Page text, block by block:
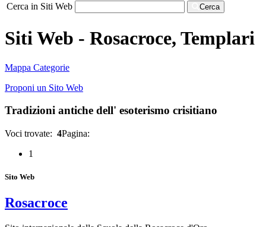
Cerca in Siti Web Cerca
Siti Web - Rosacroce, Templari
Mappa Categorie
Proponi un Sito Web
Tradizioni antiche dell' esoterismo crisitiano
Voci trovate: 4Pagina:
1
Sito Web
Rosacroce